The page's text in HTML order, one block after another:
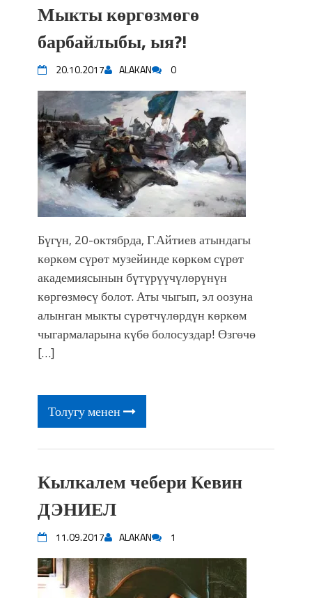
Мыкты көргөзмөгө
барбайлыбы, ыя?!
20.10.2017 ALAKAN 0
Бүгүн, 20-октябрда, Г.Айтиев атындагы
көркөм сүрөт музейинде көркөм сүрөт
академиясынын бүтүрүүчүлөрүнүн
көргөзмөсү болот. Аты чыгып, эл оозуна
алынган мыкты сүрөтчүлөрдүн көркөм
чыгармаларына күбө болосуздар! Өзгөчө
[…]
Толугу менен
Кылкалем чебери Кевин
ДЭНИЕЛ
11.09.2017 ALAKAN 1